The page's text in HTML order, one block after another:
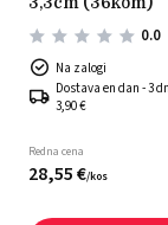
0.0
Na zalogi
Dostava en dan - 3
3,90 €
Redna cena
28,55€/kos